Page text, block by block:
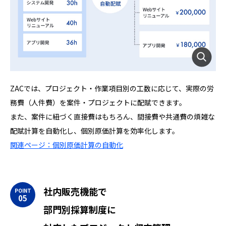
ZACでは、プロジェクト・作業項目別の工数に応じて、実際の労
務費（人件費）を案件・プロジェクトに配賦できます。
また、案件に紐づく直接費はもちろん、間接費や共通費の煩雑な
配賦計算を自動化し、個別原価計算を効率化します。
関連ページ：個別原価計算の自動化
社内販売機能で
部門別採算制度に